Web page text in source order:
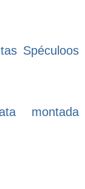
Spéculoos
montada